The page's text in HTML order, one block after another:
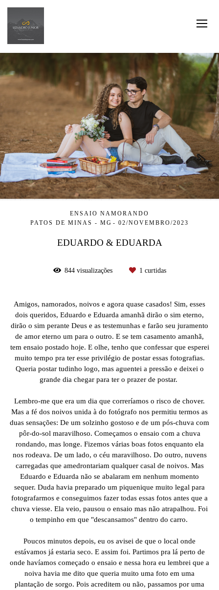
ENSAIO NAMORANDO
PATOS DE MINAS - MG
02/NOVEMBRO/2023
EDUARDO & EDUARDA
844visualizações 1 curtidas
Amigos, namorados, noivos e agora quase casados! Sim, esses
dois queridos, Eduardo e Eduarda amanhã dirão o sim eterno,
dirão o sim perante Deus e as testemunhas e farão seu juramento
de amor eterno um para o outro. E se tem casamento amanhã,
tem ensaio postado hoje. E olhe, tenho que confessar que esperei
muito tempo pra ter esse privilégio de postar essas fotografias.
Queria postar tudinho logo, mas aguentei a pressão e deixei o
grande dia chegar para ter o prazer de postar.
Lembro-me que era um dia que correríamos o risco de chover.
Mas a fé dos noivos unida à do fotógrafo nos permitiu termos as
duas sensações: De um solzinho gostoso e de um pós-chuva com
pôr-do-sol maravilhoso. Começamos o ensaio com a chuva
rondando, mas longe. Fizemos várias boas fotos enquanto ela
nos rodeava. De um lado, o céu maravilhoso. Do outro, nuvens
carregadas que amedrontariam qualquer casal de noivos. Mas
Eduardo e Eduarda não se abalaram em nenhum momento
sequer. Duda havia preparado um piquenique muito legal para
fotografarmos e conseguimos fazer todas essas fotos antes que a
chuva viesse. Ela veio, pausou o ensaio mas não atrapalhou. Foi
o tempinho em que "descansamos" dentro do carro.
Poucos minutos depois, eu os avisei de que o local onde
estávamos já estaria seco. E assim foi. Partimos pra lá perto de
onde havíamos começado o ensaio e nessa hora eu lembrei que a
noiva havia me dito que queria muito uma foto em uma
plantação de sorgo. Pois acreditem ou não, passamos por uma